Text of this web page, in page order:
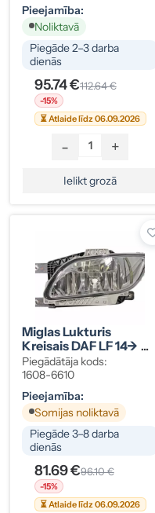
Pieejamība:
Noliktavā
Piegāde 2–3 darba
dienās
95.74 €112.64 €
-15%
⏳ Atlaide līdz 06.09.2026
- +
Ielikt grozā
Miglas Lukturis
Kreisais DAF LF 14->
1892911
Piegādātāja kods:
1608-6610
Pieejamība:
Somijas noliktavā
Piegāde 3–8 darba
dienās
81.69 €96.10 €
-15%
⏳ Atlaide līdz 06.09.2026